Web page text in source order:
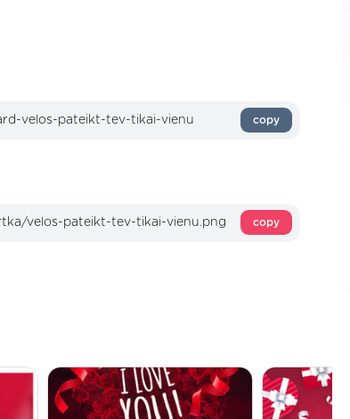
copy
copy